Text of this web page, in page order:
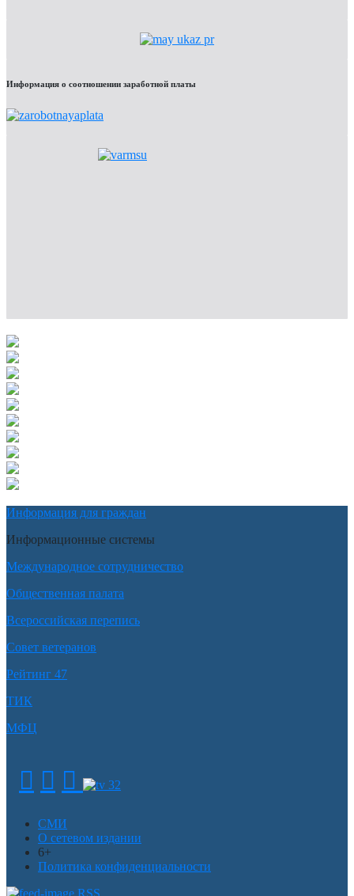
Информация о соотношении заработной платы
Информация для граждан
Информационные системы
Международное сотрудничество
Общественная палата
Всероссийская перепись
Совет ветеранов
Рейтинг 47
ТИК
МФЦ
СМИ
О сетевом издании
6+
Политика конфиденциальности